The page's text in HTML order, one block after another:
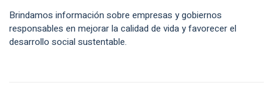
Brindamos información sobre empresas y gobiernos
responsables en mejorar la calidad de vida y favorecer el
desarrollo social sustentable.